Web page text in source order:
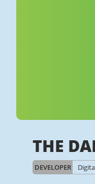
THE
DEVELOPER